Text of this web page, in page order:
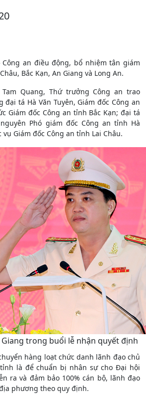
an điều động, bổ nhiệm tân giám
Bắc Kạn, An Giang và Long An.
Quang, Thứ trưởng Công an trao
tá Hà Văn Tuyên, Giám đốc Công an
Giám đốc Công an tỉnh Bắc Kạn; đại tá
Phó giám đốc Công an tỉnh Hà
Giám đốc Công an tỉnh Lai Châu.
trong buổi lễ nhận quyết định
hàng loạt chức danh lãnh đạo chủ
là để chuẩn bị nhân sự cho Đại hội
ra và đảm bảo 100% cán bộ, lãnh đạo
phương theo quy định.